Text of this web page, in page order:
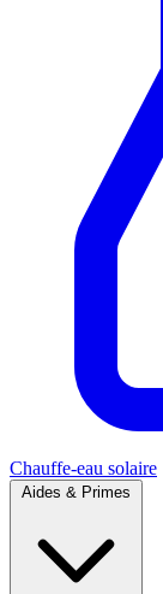
Chauffe-eau solaire